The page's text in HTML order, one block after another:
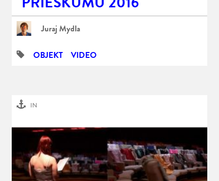
Juraj Mydla
OBJEKT VIDEO
IN